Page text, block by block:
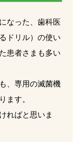
なった、歯科医
ドリル）の使い
患者さまも多い
、専用の滅菌機
ます。
ればと思いま